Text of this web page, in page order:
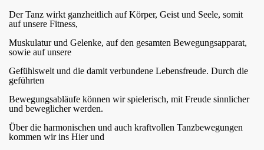
Der Tanz wirkt ganzheitlich auf Körper, Geist und Seele, somit
auf unsere Fitness,
Muskulatur und Gelenke, auf den gesamten Bewegungsapparat,
sowie auf unsere
Gefühlswelt und die damit verbundene Lebensfreude. Durch die
geführten
Bewegungsabläufe können wir spielerisch, mit Freude sinnlicher
und beweglicher werden.
Über die harmonischen und auch kraftvollen Tanzbewegungen
kommen wir ins Hier und